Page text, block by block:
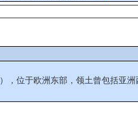
位于欧洲东部，领土曾包括亚